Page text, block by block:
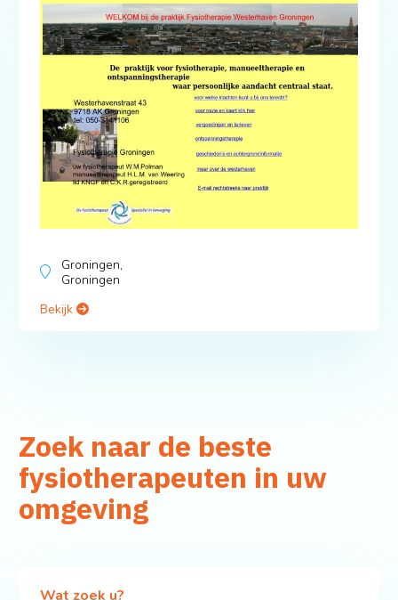
Groningen,
Groningen
Bekijk
Zoek naar de beste
fysiotherapeuten in uw
omgeving
Wat zoek u?